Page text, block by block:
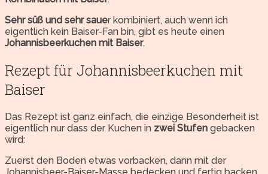
Sehr süß und sehr sauer kombiniert, auch wenn ich
eigentlich kein Baiser-Fan bin, gibt es heute einen
Johannisbeerkuchen mit Baiser.
Rezept für Johannisbeerkuchen mit
Baiser
Das Rezept ist ganz einfach, die einzige Besonderheit ist
eigentlich nur dass der Kuchen in zwei Stufen gebacken
wird:
Zuerst den Boden etwas vorbacken, dann mit der
Johannisbeer-Baiser-Masse bedecken und fertig backen.